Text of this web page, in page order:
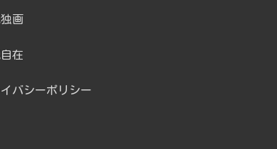
画
在
バシーポリシー